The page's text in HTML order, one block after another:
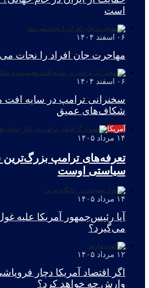
است
۰۶ اسفند ۱۴۰۴
مهاجرت جان‌ افراد را نجات
۰۶ اسفند ۱۴۰۴
سخنرانی ترامپ در سایه افت
شکاف‌های عمیق
آمریکا
۱۴ مرداد ۱۴۰۵
تعرفه‌های ترامپ
سیاستی اوست
۱۴ مرداد ۱۴۰۵
آیا رئیس‌جمهور آمریکا علیه
می‌گیرد؟
۱۲ مرداد ۱۴۰۵
اگر اقتصاد آمریکا دچار
وارش چه خواهد کرد؟